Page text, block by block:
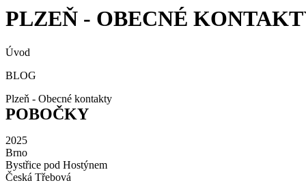
PLZEŇ - OBECNÉ
Úvod
BLOG
Plzeň - Obecné kontakty
POBOČKY
2025
Brno
Bystřice pod Hostýnem
Česká Třebová